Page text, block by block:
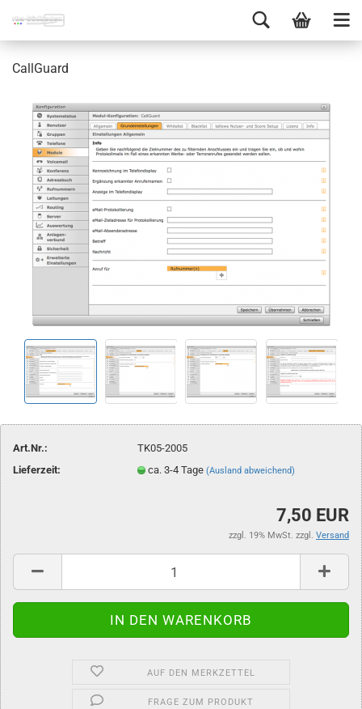
Call­Guard
Art.Nr.:
TK05-2005
Lieferzeit:
ca. 3-4 Tage (Ausland abweichend)
7,50 EUR
zzgl. 19% MwSt. zzgl. Versand
AUF DEN MERKZETTEL
FRAGE ZUM PRODUKT